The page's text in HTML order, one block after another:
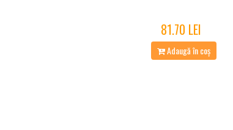
81.70 LEI
Adaugă în coș